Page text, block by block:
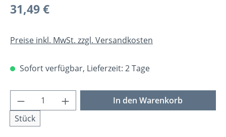
Regulärer Preis:
31,49 €
Preise inkl. MwSt. zzgl. Versandkosten
Sofort verfügbar, Lieferzeit: 2 Tage
Produkt Anzahl: Gib den gewünschten
Stück
In den Warenkorb